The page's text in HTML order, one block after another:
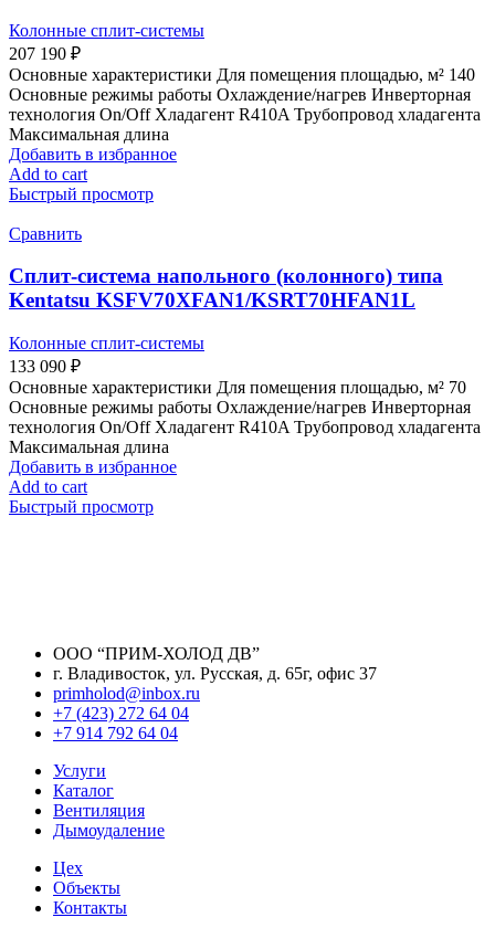
Колонные сплит-системы
207 190 ₽
Основные характеристики Для помещения площадью, м² 140
Основные режимы работы Охлаждение/нагрев Инверторная
технология On/Off Хладагент R410A Трубопровод хладагента
Максимальная длина
Добавить в избранное
Add to cart
Быстрый просмотр
Сравнить
Сплит-система напольного (колонного) типа
Kentatsu KSFV70XFAN1/KSRT70HFAN1L
Колонные сплит-системы
133 090 ₽
Основные характеристики Для помещения площадью, м² 70
Основные режимы работы Охлаждение/нагрев Инверторная
технология On/Off Хладагент R410A Трубопровод хладагента
Максимальная длина
Добавить в избранное
Add to cart
Быстрый просмотр
ООО “ПРИМ-ХОЛОД ДВ”
г. Владивосток, ул. Русская, д. 65г, офис 37
primholod@inbox.ru
+7 (423) 272 64 04
+7 914 792 64 04
Услуги
Каталог
Вентиляция
Дымоудаление
Цех
Объекты
Контакты